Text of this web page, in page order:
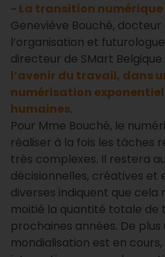
- La transition
Geneviève Bouché, docteur
l’organisation et
directeur de SMart
l’avenir du travail, dans
numérisation
humaines.
Pour Mme Bouché, le
réaliser à la fois les tâches
très complexes. Il restera
décisionnelles, créatives et
diverses indiquent que cela
moitié la quantité totale de
prochaines années. De
mondialisation est en